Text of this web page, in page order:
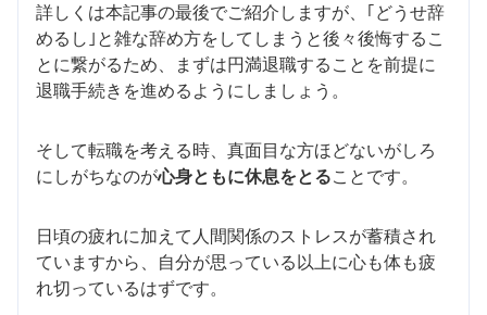
詳しくは本記事の最後でご紹介しますが、｢どうせ辞
めるし｣と雑な辞め方をしてしまうと後々後悔するこ
とに繋がるため、まずは円満退職することを前提に
退職手続きを進めるようにしましょう。
そして転職を考える時、真面目な方ほどないがしろ
にしがちなのが心身ともに休息をとることです。
日頃の疲れに加えて人間関係のストレスが蓄積され
ていますから、自分が思っている以上に心も体も疲
れ切っているはずです。